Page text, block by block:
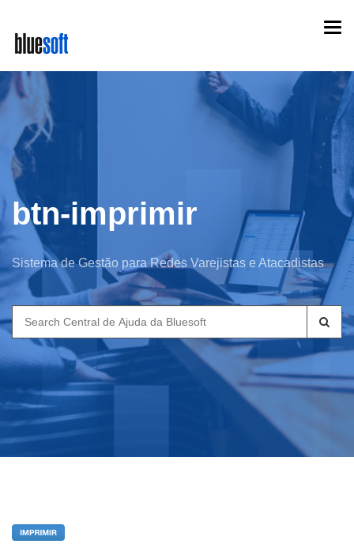
main
content
btn-imprimir
Sistema de Gestão para Redes Varejistas e Atacadistas
Search
for: